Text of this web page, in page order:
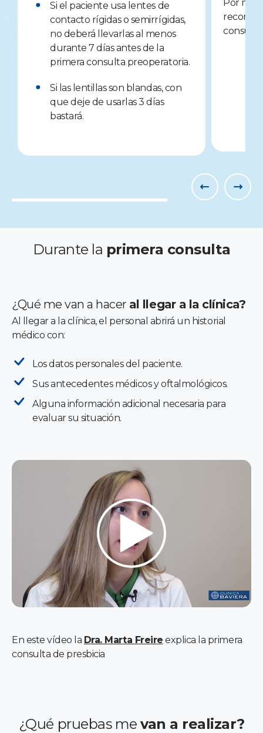
Si el paciente usa lentes de
contacto rígidas o semirrígidas,
no deberá llevarlas al menos
durante 7 días antes de la
primera consulta preoperatoria.
Si las lentillas son blandas, con
que deje de usarlas 3 días
bastará.
Por
consulta
Durante la primera consulta
En este vídeo la Dra. Marta Freire explica la primera
consulta de presbicia
¿Qué me van a hacer al llegar a la clínica?
Al llegar a la clínica, el personal abrirá un historial
médico con:
Los datos personales del paciente.
Sus antecedentes médicos y oftalmológicos.
Alguna información adicional necesaria para
evaluar su situación.
¿Qué pruebas mevan a realizar?